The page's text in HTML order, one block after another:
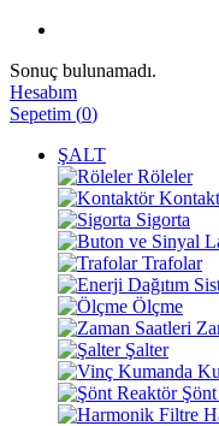
Sonuç bulunamadı.
Hesabım
Sepetim (0)
ŞALT
Röleler
Sigorta
Trafolar
Ölçme
Şalter